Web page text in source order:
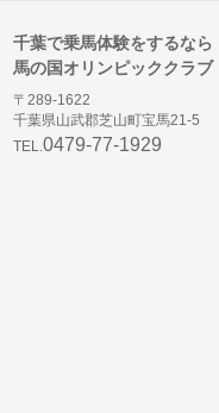
千葉で乗馬体験をするなら
馬の国オリンピッククラブ
〒289-1622
千葉県山武郡芝山町宝馬21-5
TEL.0479-77-1929